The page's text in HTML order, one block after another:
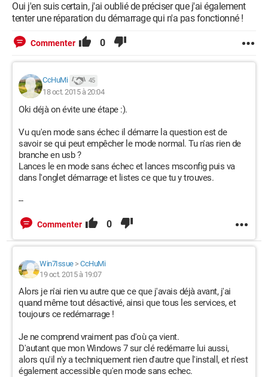
Oui j'en suis certain, j'ai oublié de préciser que j'ai également
tenter une réparation du démarrage qui n'a pas fonctionné !
Commenter 0
CcHuMi 45
18 oct. 2015 à 20:04
Oki déjà on évite une étape :).
Vu qu'en mode sans échec il démarre la question est de
savoir se qui peut empêcher le mode normal. Tu n'as rien de
branche en usb ?
Lances le en mode sans échec et lances msconfig puis va
dans l'onglet démarrage et listes ce que tu y trouves.
--
Commenter 0
Win7Issue> CcHuMi
19 oct. 2015 à 19:07
Alors je n'ai rien vu autre que ce que j'avais déjà avant, j'ai
quand même tout désactivé, ainsi que tous les services, et
toujours ce redémarrage !
Je ne comprend vraiment pas d'où ça vient.
D'autant que mon Windows 7 sur clé redémarre lui aussi,
alors qu'il n'y a techniquement rien d'autre que l'install, et n'est
également accessible qu'en mode sans echec.